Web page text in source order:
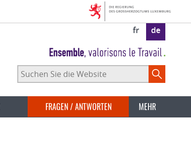
fr de
Suchen
Sie
WebsiteFRAGEN / ANTWORTEN MEHR